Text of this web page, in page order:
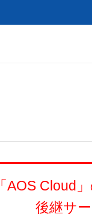
「AOS Cloud
後継サ